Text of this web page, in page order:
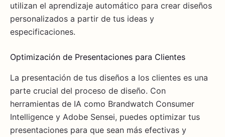
utilizan el aprendizaje automático para crear diseños
personalizados a partir de tus ideas y
especificaciones.
Optimización de Presentaciones para Clientes
La presentación de tus diseños a los clientes es una
parte crucial del proceso de diseño. Con
herramientas de IA como Brandwatch Consumer
Intelligence y Adobe Sensei, puedes optimizar tus
presentaciones para que sean más efectivas y